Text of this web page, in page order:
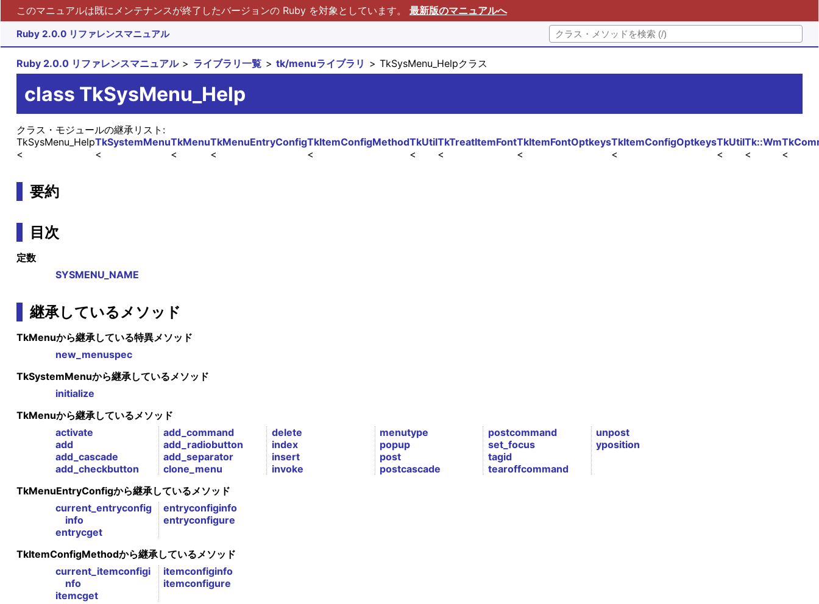
このマニュアルは既にメンテナンスが終了したバージョンの Ruby を対象としています。 最新版のマニュアルへ
Ruby 2.0.0 リファレンスマニュアル
Ruby 2.0.0 リファレンスマニュアル ライブラリ一覧 tk/menuライブラリ TkSysMenu_Helpクラス
class TkSysMenu_Help
クラス・モジュールの継承リスト:
Tk::Wm
TkUtil
TkItemConfigOptkeys
TkItemFontOptkeys
TkTreatItemFont
TkUtil
TkItemConfigMethod
TkMenuEntryConfig
TkMenu
TkSystemMenu
TkSysMenu_Help
要約
目次
定数
SYSMENU_NAME
継承しているメソッド
TkMenuから継承している特異メソッド
new_menuspec
TkSystemMenuから継承しているメソッド
initialize
TkMenuから継承しているメソッド
activate
add
add_cascade
add_checkbutton
add_command
add_radiobutton
add_separator
clone_menu
delete
index
insert
invoke
menutype
popup
post
postcascade
postcommand
set_focus
tagid
tearoffcommand
unpost
yposition
TkMenuEntryConfigから継承しているメソッド
current_entryconfig
info
entrycget
entryconfiginfo
entryconfigure
TkItemConfigMethodから継承しているメソッド
current_itemconfigi
nfo
itemcget
itemconfiginfo
itemconfigure